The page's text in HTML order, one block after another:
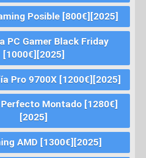
Posible [800€][2025]
PC Gamer Black Friday
[1000€][2025]
Pro 9700X [1200€][2025]
Perfecto Montado [1280€]
[2025]
AMD [1300€][2025]